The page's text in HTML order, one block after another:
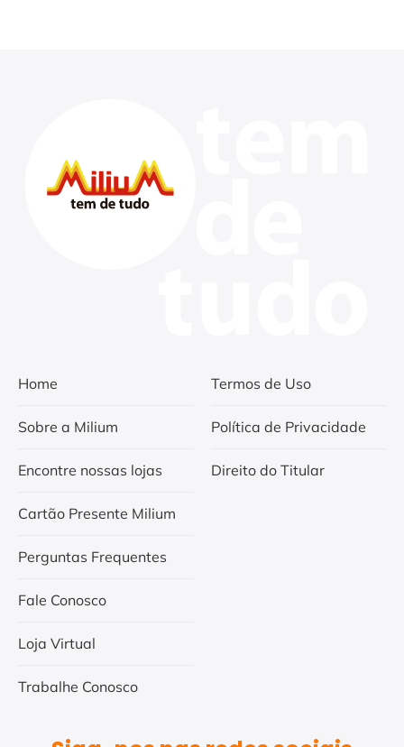
Home
Sobre a Milium
Encontre nossas lojas
Cartão Presente Milium
Perguntas Frequentes
Fale Conosco
Loja Virtual
Trabalhe Conosco
Termos de Uso
Política de Privacidade
Direito do Titular